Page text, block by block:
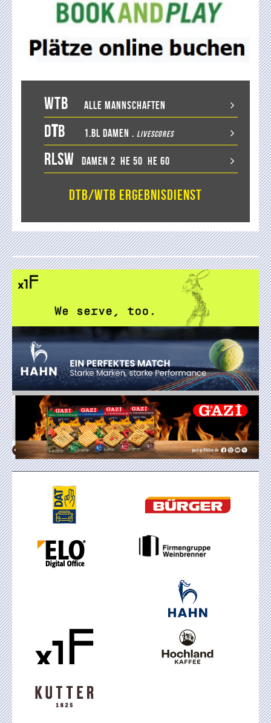
WTB Alle Mannschaften
DTB 1.BL Damen . LiveScores
RLSW Damen 2 He 50 He 60
DTB/WTB Ergebnisdienst